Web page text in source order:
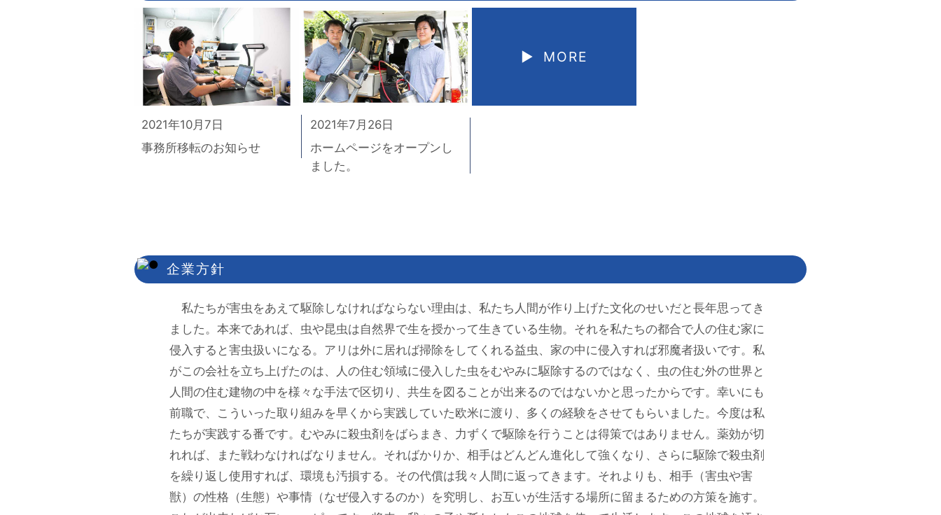
2021年10月7日
事務所移転のお知らせ
2021年7月26日
ホームページをオープンし
ました。
▶︎ MORE
企業方針
私たちが害虫をあえて駆除しなければならない理由は、私たち人間が作り上げた文化のせいだと長年思ってき
ました。本来であれば、虫や昆虫は自然界で生を授かって生きている生物。それを私たちの都合で人の住む家に
侵入すると害虫扱いになる。アリは外に居れば掃除をしてくれる益虫、家の中に侵入すれば邪魔者扱いです。私
がこの会社を立ち上げたのは、人の住む領域に侵入した虫をむやみに駆除するのではなく、虫の住む外の世界と
人間の住む建物の中を様々な手法で区切り、共生を図ることが出来るのではないかと思ったからです。幸いにも
前職で、こういった取り組みを早くから実践していた欧米に渡り、多くの経験をさせてもらいました。今度は私
たちが実践する番です。むやみに殺虫剤をばらまき、力ずくで駆除を行うことは得策ではありません。薬効が切
れれば、また戦わなければなりません。そればかりか、相手はどんどん進化して強くなり、さらに駆除で殺虫剤
を繰り返し使用すれば、環境も汚損する。その代償は我々人間に返ってきます。それよりも、相手（害虫や害
獣）の性格（生態）や事情（なぜ侵入するのか）を究明し、お互いが生活する場所に留まるための方策を施す。